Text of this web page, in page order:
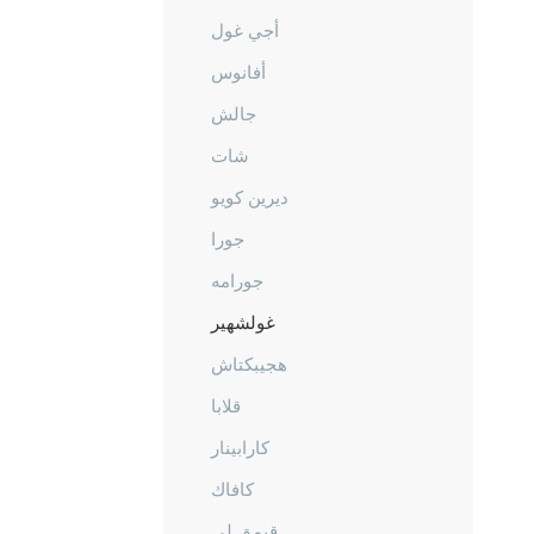
أجي غول
أفانوس
جالش
شات
ديرين كويو
جورا
جورامه
غولشهير
هجيبكتاش
قلابا
كارابينار
كافاك